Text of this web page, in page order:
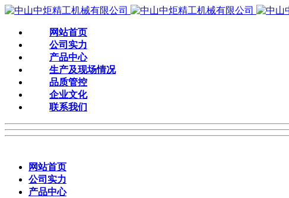
网站首页
公司实力
产品中心
生产及现场情况
品质管控
企业文化
联系我们
网站首页
公司实力
产品中心